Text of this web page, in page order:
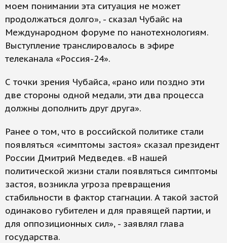
моем понимании эта ситуация не может
продолжаться долго», - сказал Чубайс на
Международном форуме по нанотехнологиям.
Выступление транслировалось в эфире
телеканала «Россия-24».
С точки зрения Чубайса, «рано или поздно эти
две стороны одной медали, эти два процесса
должны дополнить друг друга».
Ранее о том, что в российской политике стали
появляться «симптомы застоя» сказал президент
России Дмитрий Медведев. «В нашей
политической жизни стали появляться симптомы
застоя, возникла угроза превращения
стабильности в фактор стагнации. А такой застой
одинаково губителен и для правящей партии, и
для оппозиционных сил», - заявлял глава
государства.